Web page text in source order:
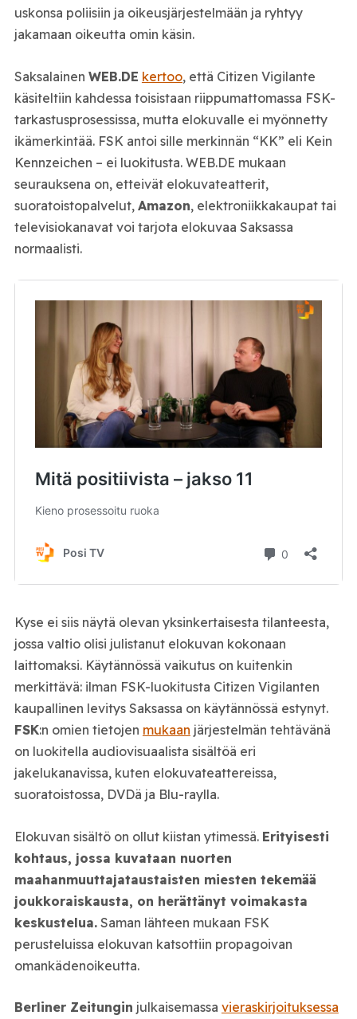
uskonsa poliisiin ja oikeusjärjestelmään ja ryhtyy
jakamaan oikeutta omin käsin.
Saksalainen WEB.DE kertoo, että Citizen Vigilante
käsiteltiin kahdessa toisistaan riippumattomassa FSK-
tarkastusprosessissa, mutta elokuvalle ei myönnetty
ikämerkintää. FSK antoi sille merkinnän “KK” eli Kein
Kennzeichen – ei luokitusta. WEB.DE mukaan
seurauksena on, etteivät elokuvateatterit,
suoratoistopalvelut, Amazon, elektroniikkakaupat tai
televisiokanavat voi tarjota elokuvaa Saksassa
normaalisti.
Kyse ei siis näytä olevan yksinkertaisesta tilanteesta,
jossa valtio olisi julistanut elokuvan kokonaan
laittomaksi. Käytännössä vaikutus on kuitenkin
merkittävä: ilman FSK-luokitusta Citizen Vigilanten
kaupallinen levitys Saksassa on käytännössä estynyt.
FSK:n omien tietojen mukaan järjestelmän tehtävänä
on luokitella audiovisuaalista sisältöä eri
jakelukanavissa, kuten elokuvateattereissa,
suoratoistossa, DVDä ja Blu-raylla.
Elokuvan sisältö on ollut kiistan ytimessä. Erityisesti
kohtaus, jossa kuvataan nuorten
maahanmuuttajataustaisten miesten tekemää
joukkoraiskausta, on herättänyt voimakasta
keskustelua.Saman lähteen mukaan FSK
perusteluissa elokuvan katsottiin propagoivan
omankädenoikeutta.
Berliner Zeitungin julkaisemassa vieraskirjoituksessa